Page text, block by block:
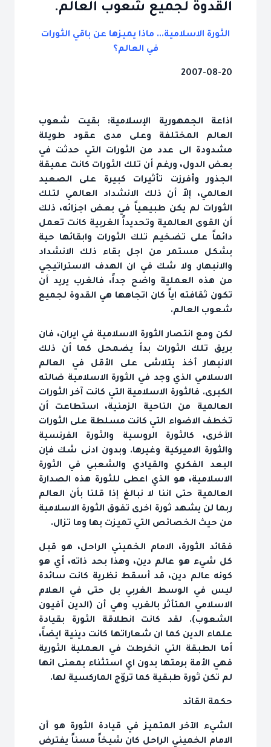
القدوة لجميع شعوب العالم.
الثورة الاسلامية... ماذا يميزها عن باقي الثورات
في العالم؟
2007-08-20
اذاعة الجمهورية الإسلامية: بقيت شعوب
العالم المختلفة وعلى مدى عقود طويلة
مشدودة الى عدد من الثورات التي حدثت في
بعض الدول، ورغم أن تلك الثورات كانت عميقة
الجذور وأفرزت تأثيرات كبيرة على الصعيد
العالمي، إلاّ أن ذلك الانشداد العالمي لتلك
الثورات لم يكن طبيعياً في بعض اجزائه، ذلك
أن القوى العالمية وتحديداً الغربية كانت تعمل
دائماً على تضخيم تلك الثورات وابقائها حية
بشكل مستمر من اجل بقاء ذلك الانشداد
والانبهار. ولا شك في ان الهدف الاستراتيجي
من هذه العملية واضح جداً، فالغرب يريد أن
تكون ثقافته اياً كان اتجاهها هي القدوة لجميع
شعوب العالم.
لكن ومع انتصار الثورة الاسلامية في ايران، فان
بريق تلك الثورات بدأ يضمحل كما أن ذلك
الانبهار أخذ يتلاشى على الأقل في العالم
الاسلامي الذي وجد في الثورة الاسلامية ضالته
الكبرى. فالثورة الاسلامية التي كانت آخر الثورات
العالمية من الناحية الزمنية، استطاعت أن
تخطف الاضواء التي كانت مسلطة على الثورات
الأخرى، كالثورة الروسية والثورة الفرنسية
والثورة الاميركية وغيرها. وبدون ادنى شك فإن
البعد الفكري والقيادي والشعبي في الثورة
الاسلامية، هو الذي اعطى للثورة هذه الصدارة
العالمية حتى اننا لا نبالغ إذا قلنا بأن العالم
ربما لن يشهد ثورة اخرى تفوق الثورة الاسلامية
من حيث الخصائص التي تميزت بها وما تزال.
فقائد الثورة، الامام الخميني الراحل، هو قبل
كل شي‏ء هو عالم دين، وهذا بحد ذاته، أي هو
كونه عالم دين، قد أسقط نظرية كانت سائدة
ليس في الوسط الغربي بل حتى في العلام
الاسلامي المتأثر بالغرب وهي أن (الدين أفيون
الشعوب). لقد كانت انطلاقة الثورة بقيادة
علماء الدين كما ان شعاراتها كانت دينية ايضاً،
أما الطبقة التي انخرطت في العملية الثورية
فهي الأمة برمتها بدون اي استثناء بمعنى انها
لم تكن ثورة طبقية كما تروّج الماركسية لها.
حكمة القائد
الشي‏ء الآخر المتميز في قيادة الثورة هو أن
الامام الخميني الراحل كان شيخاً مسناً يفترض